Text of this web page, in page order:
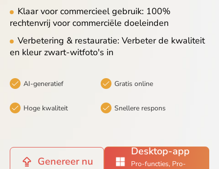
Klaar voor commercieel gebruik: 100%
rechtenvrij voor commerciële doeleinden
Verbetering & restauratie: Verbeter de kwaliteit
en kleur zwart-witfoto's in
AI-generatief Gratis online
Hoge kwaliteit Snellere respons
Genereer nu
Desktop-app
Pro-functies, Pro-